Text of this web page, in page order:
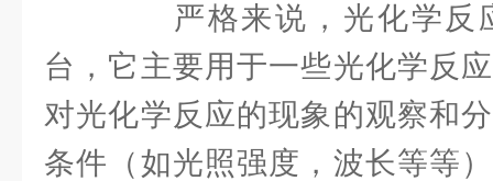
严格来说，光化学反
台，它主要用于一些光化学反
对光化学反应的现象的观察和
条件（如光照强度，波长等等